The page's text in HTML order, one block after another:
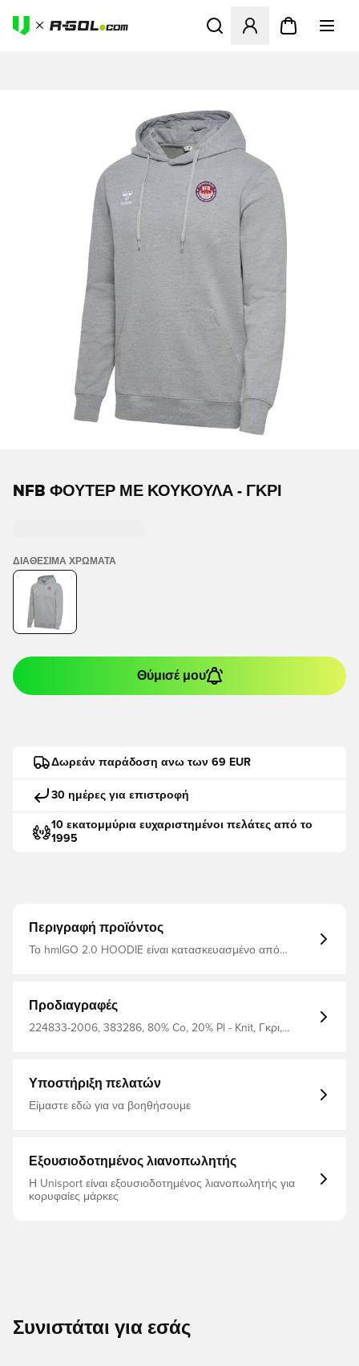
Ανοίγει ένα Modal για να
NFB ΦΟΎΤΕΡ ΜΕ ΚΟΥΚΟΎΛΑ - ΓΚΡΙ
ΔΙΑΘΈΣΙΜΑ ΧΡΏΜΑΤΑ
Θύμισέ μου
Δωρεάν παράδοση ανω των 69 EUR
30 ημέρες για επιστροφή
10 εκατομμύρια ευχαριστημένοι πελάτες από το
1995
Περιγραφή προϊόντος
Το hmlGO 2.0 HOODIE είναι κατασκευασμένο από
απλό στυλ με τσέπη καγκουρό και ρυθμιζόμενο κορδόνι
περίσφιξης στην κουκούλα, καθώς και κεντημένο
λογότυπο στο στήθος. Μαλακό ύφασμα ιδρώτα
οργανικό βαμβάκι 20% ανακυκλωμένος πολυεστέρας
Προδιαγραφές
224833-2006, 383286, 80% Co, 20% Pl - Knit, Γκρι,
Υποστήριξη πελατών
Είμαστε εδώ για να βοηθήσουμε
Εξουσιοδοτημένος λιανοπωλητής
Η Unisport είναι εξουσιοδοτημένος λιανοπωλητής για
κορυφαίες μάρκες
Συνιστάται για εσάς